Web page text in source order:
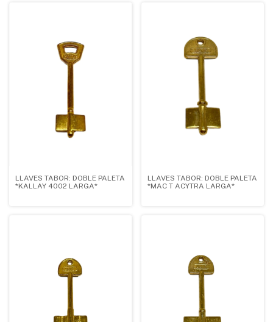
LLAVES TABOR: DOBLE PALETA
*KALLAY 4002 LARGA*
LLAVES TABOR: DOBLE PALETA
*MAC T ACYTRA LARGA*